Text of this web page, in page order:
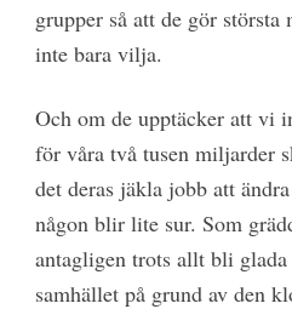
grupper så att de gör
inte bara vilja.
Och om de upptäcker att vi
för våra två tusen miljarder
det deras jäkla jobb att
någon blir lite sur. Som
antagligen trots allt bli
samhället på grund av den